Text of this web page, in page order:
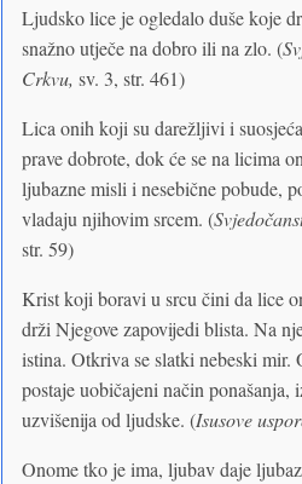
Ljudsko lice je ogledalo duše koje
snažno utječe na dobro ili na zlo. (
Crkvu, sv. 3, str. 461)
Lica onih koji su darežljivi i
prave dobrote, dok će se na licima
ljubazne misli i nesebične pobude,
vladaju njihovim srcem. (
str. 59)
Krist koji boravi u srcu čini da lice
drži Njegove zapovijedi blista. Na
istina. Otkriva se slatki nebeski mir.
postaje uobičajeni način ponašanja,
uzvišenija od ljudske. (Isusove
Onome tko je ima, ljubav daje